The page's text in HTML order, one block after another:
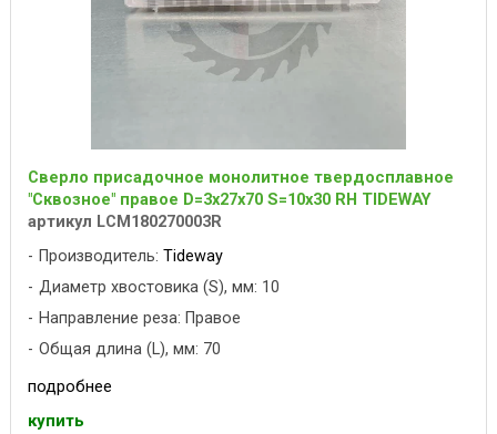
Сверло присадочное монолитное твердосплавное
"Сквозное" правое D=3x27x70 S=10x30 RH TIDEWAY
артикул LCM180270003R
Производитель: Tideway
Диаметр хвостовика (S), мм: 10
Направление реза: Правое
Общая длина (L), мм: 70
подробнее
купить